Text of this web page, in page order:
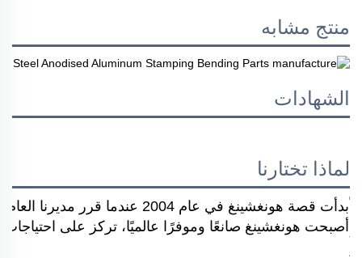
منتج مشابه
الشهادات
لماذا تختارنا
بدأت قصة هونغشينغ في عام
أصبحت هونغشينغ صانعًا وموفرًا عالميًا، تركز على احتياجات